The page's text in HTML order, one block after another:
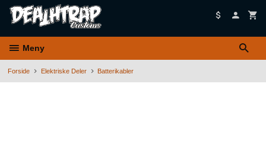
Meny
Forside Elektriske Deler Batterikabler